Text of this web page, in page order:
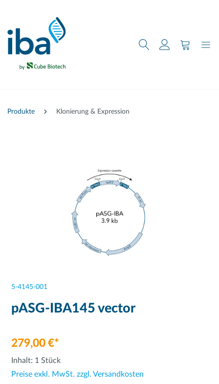
Produkte Klonierung & Expression
5-4145-001
pASG-IBA145 vector
279,00 €*
Inhalt: 1 Stück
Preise exkl. MwSt. zzgl. Versandkosten